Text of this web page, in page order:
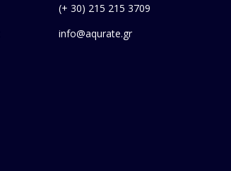
(+ 30) 215 215 3709
info@aqurate.gr